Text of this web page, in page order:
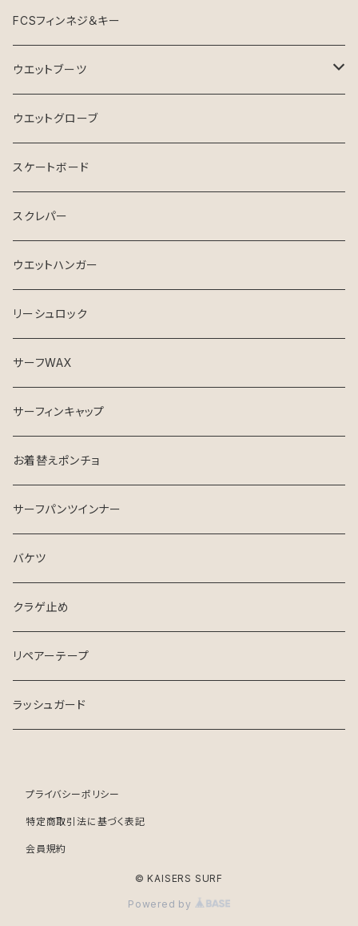
FCSフィンネジ＆キー
ウエットブーツ
リーフブーツ
ウエットグローブ
スケートボード
スクレパー
ウエットハンガー
リーシュロック
サーフWAX
サーフィンキャップ
お着替えポンチョ
サーフパンツインナー
バケツ
クラゲ止め
リペアーテープ
ラッシュガード
プライバシーポリシー
特定商取引法に基づく表記
会員規約
© KAISERS SURF
Powered by